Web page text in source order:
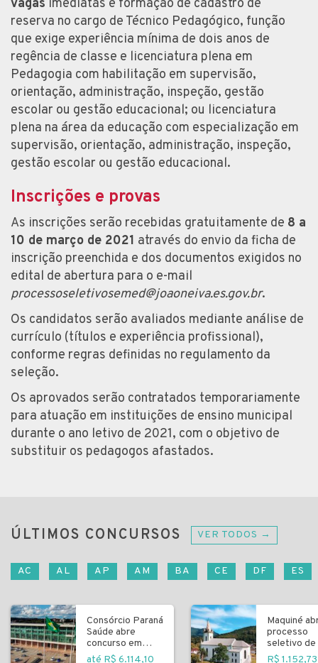
vagas imediatas e formação de cadastro de
reserva no cargo de Técnico Pedagógico, função
que exige experiência mínima de dois anos de
regência de classe e licenciatura plena em
Pedagogia com habilitação em supervisão,
orientação, administração, inspeção, gestão
escolar ou gestão educacional; ou licenciatura
plena na área da educação com especialização em
supervisão, orientação, administração, inspeção,
gestão escolar ou gestão educacional.
Inscrições e provas
As inscrições serão recebidas gratuitamente de 8 a
10 de março de 2021 através do envio da ficha de
inscrição preenchida e dos documentos exigidos no
edital de abertura para o e-mail
processoseletivosemed@joaoneiva.es.gov.br.
Os candidatos serão avaliados mediante análise de
currículo (títulos e experiência profissional),
conforme regras definidas no regulamento da
seleção.
Os aprovados serão contratados temporariamente
para atuação em instituições de ensino municipal
durante o ano letivo de 2021, com o objetivo de
substituir os pedagogos afastados.
ÚLTIMOS CONCURSOS VER TODOS →
AC AL AP AM BA CE DF ES
Consórcio Paraná
Saúde abre
concurso em
Curitiba
até R$ 6.114,10
Maquiné
processo
seletivo de
R$ 1.152,73